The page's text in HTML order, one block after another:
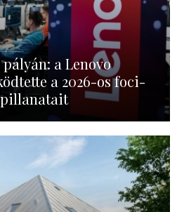
a Lenovo
a 2026-os foci-